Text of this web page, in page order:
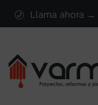
contenido
Llama ahora →